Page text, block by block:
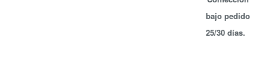
bajo pedido
25/30 días.